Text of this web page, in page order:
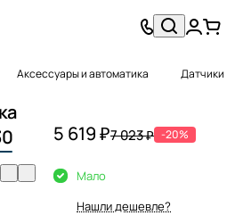
Аксессуары и автоматика Датчики
5 619 ₽7 023 ₽ -20%
Мало
Нашли дешевле?